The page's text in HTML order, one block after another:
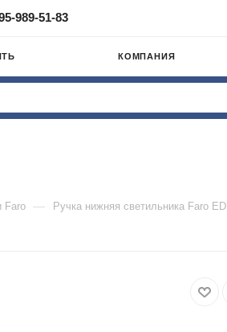
989-51-83
КОМПАНИЯ
Faro — Ручка нижняя светильника Faro EDI